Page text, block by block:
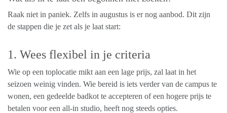
Raak niet in paniek. Zelfs in augustus is er nog aanbod. Dit zijn
de stappen die je zet als je laat start:
1. Wees flexibel in je criteria
Wie op een toplocatie mikt aan een lage prijs, zal laat in het
seizoen weinig vinden. Wie bereid is iets verder van de campus te
wonen, een gedeelde badkot te accepteren of een hogere prijs te
betalen voor een all-in studio, heeft nog steeds opties.